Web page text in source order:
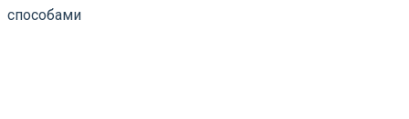
способами